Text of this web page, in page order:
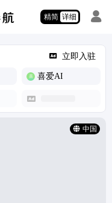
精简 详细
立即入驻
喜爱AI
中国